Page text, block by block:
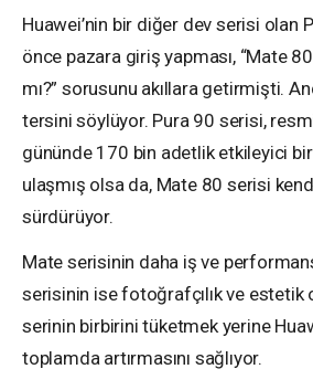
Huawei’nin bir diğer dev serisi olan
önce pazara giriş yapması, “Mate
mı?” sorusunu akıllara getirmişti.
tersini söylüyor. Pura 90 serisi, resmi
gününde 170 bin adetlik etkileyici
ulaşmış olsa da, Mate 80 serisi
sürdürüyor.
Mate serisinin daha iş ve performans
serisinin ise fotoğrafçılık ve estetik
serinin birbirini tüketmek yerine
toplamda artırmasını sağlıyor.